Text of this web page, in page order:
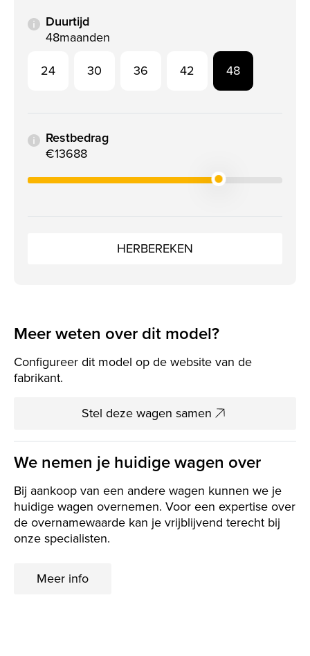
Duurtijd
48maanden
24
30 36 42 48
Restbedrag
€13688
HERBEREKEN
Meer weten over dit model?
Configureer dit model op de website van de
fabrikant.
Stel deze wagen samen
We nemen je huidige wagen over
Bij aankoop van een andere wagen kunnen we je
huidige wagen overnemen. Voor een expertise over
de overnamewaarde kan je vrijblijvend terecht bij
onze specialisten.
Meer info